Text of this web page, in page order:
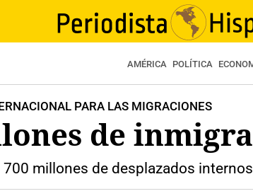
AMÉRICA POLÍTICA
PARA LAS MIGRACIONES
de
millones de desplazados internos